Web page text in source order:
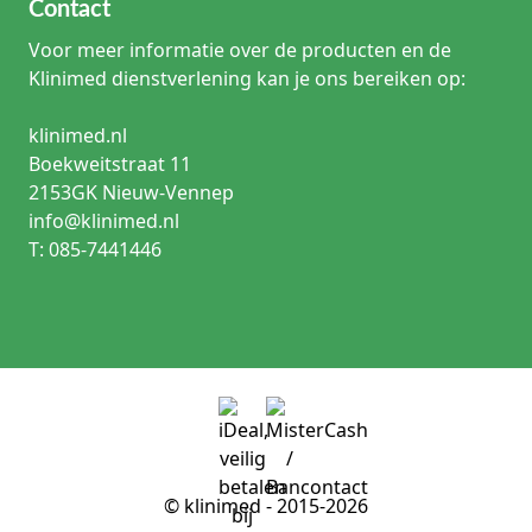
Zijn oogheelkundige canules onderling uitwisselbaar?
lengte, opening, aantal poorten en ontwerp. Selecteer
daarom altijd op basis van de exacte productspecificaties
Contact
Voor meer informatie over de producten en de
Klinimed dienstverlening kan je ons bereiken op:
klinimed.nl
Boekweitstraat 11
2153GK Nieuw-Vennep
info@klinimed.nl
T: 085-7441446
© klinimed - 2015-2026